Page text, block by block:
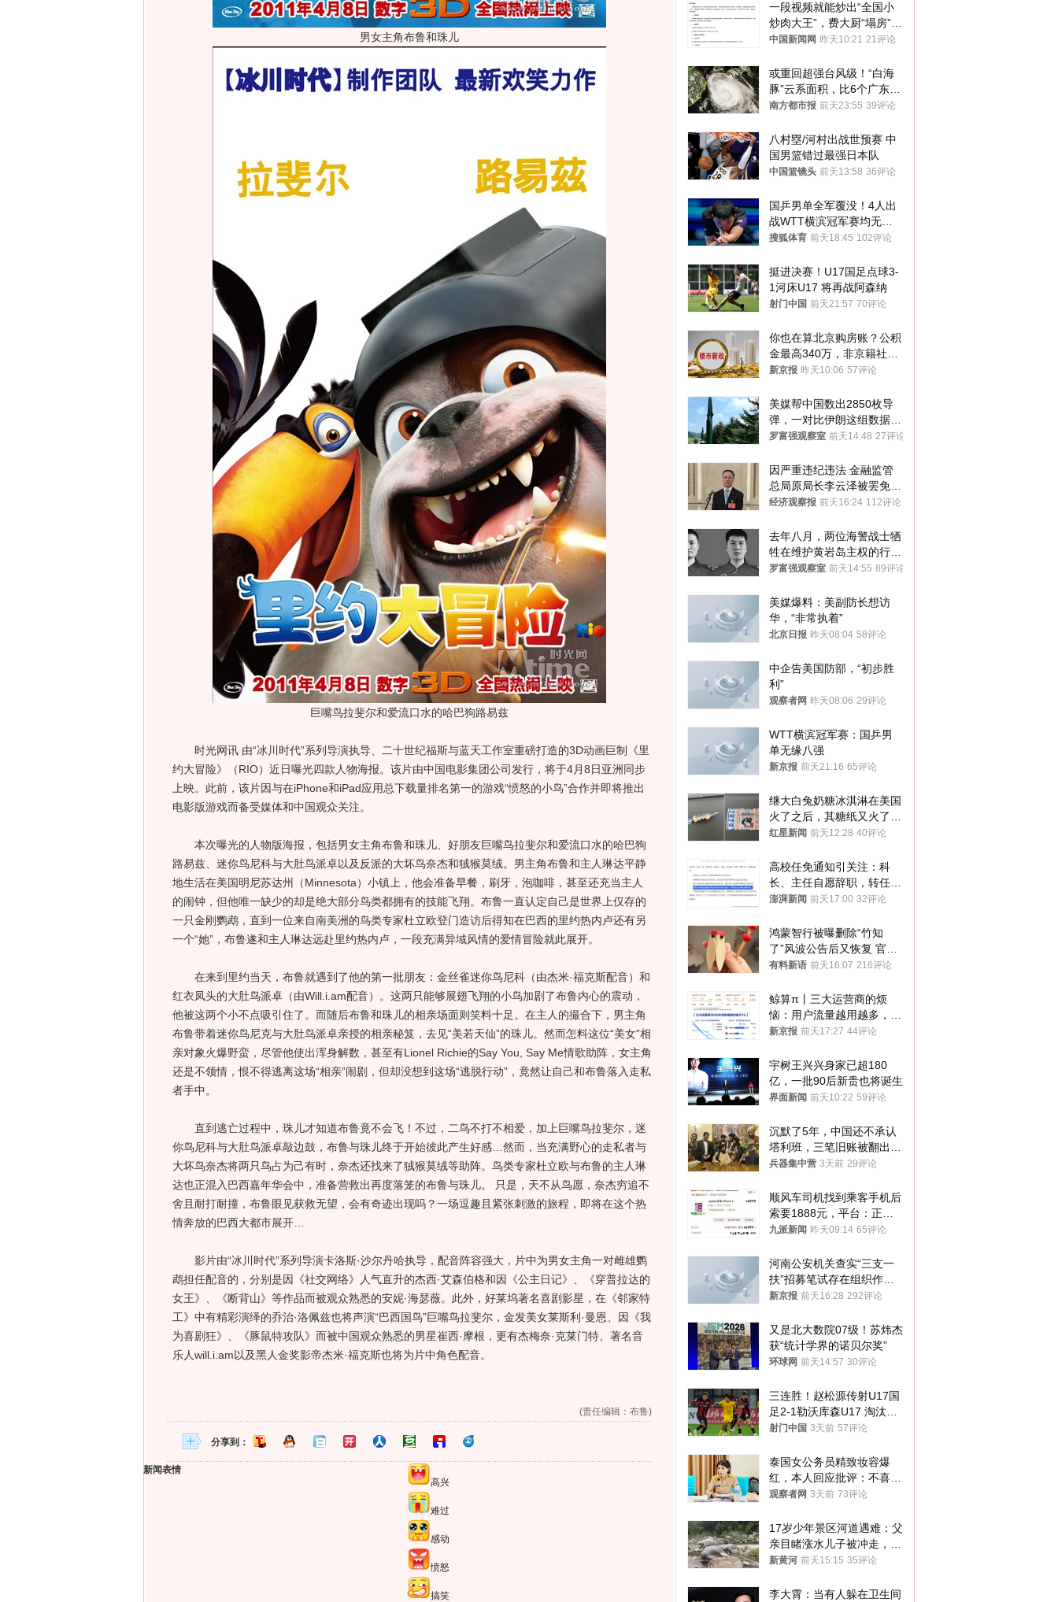
男女主角布鲁和珠儿
巨嘴鸟拉斐尔和爱流口水的哈巴狗路易兹
时光网讯 由“冰川时代”系列导演执导、二十世纪福斯与蓝天工作室重磅打造的3D动画巨制《里
约大冒险》（RIO）近日曝光四款人物海报。该片由中国电影集团公司发行，将于4月8日亚洲同步
上映。此前，该片因与在iPhone和iPad应用总下载量排名第一的游戏“愤怒的小鸟”合作并即将推出
电影版游戏而备受媒体和中国观众关注。
本次曝光的人物版海报，包括男女主角布鲁和珠儿、好朋友巨嘴鸟拉斐尔和爱流口水的哈巴狗
路易兹、迷你鸟尼科与大肚鸟派卓以及反派的大坏鸟奈杰和狨猴莫绒。男主角布鲁和主人琳达平静
地生活在美国明尼苏达州（Minnesota）小镇上，他会准备早餐，刷牙，泡咖啡，甚至还充当主人
的闹钟，但他唯一缺少的却是绝大部分鸟类都拥有的技能飞翔。布鲁一直认定自己是世界上仅存的
一只金刚鹦鹉，直到一位来自南美洲的鸟类专家杜立欧登门造访后得知在巴西的里约热内卢还有另
一个“她”，布鲁遂和主人琳达远赴里约热内卢，一段充满异域风情的爱情冒险就此展开。
在来到里约当天，布鲁就遇到了他的第一批朋友：金丝雀迷你鸟尼科（由杰米·福克斯配音）和
红衣凤头的大肚鸟派卓（由Will.i.am配音）。这两只能够展翅飞翔的小鸟加剧了布鲁内心的震动，
他被这两个小不点吸引住了。而随后布鲁和珠儿的相亲场面则笑料十足。在主人的撮合下，男主角
布鲁带着迷你鸟尼克与大肚鸟派卓亲授的相亲秘笈，去见“美若天仙”的珠儿。然而怎料这位“美女”相
亲对象火爆野蛮，尽管他使出浑身解数，甚至有Lionel Richie的Say You, Say Me情歌助阵，女主角
还是不领情，恨不得逃离这场“相亲”闹剧，但却没想到这场“逃脱行动”，竟然让自己和布鲁落入走私
者手中。
直到逃亡过程中，珠儿才知道布鲁竟不会飞！不过，二鸟不打不相爱，加上巨嘴鸟拉斐尔，迷
你鸟尼科与大肚鸟派卓敲边鼓，布鲁与珠儿终于开始彼此产生好感…然而，当充满野心的走私者与
大坏鸟奈杰将两只鸟占为己有时，奈杰还找来了狨猴莫绒等助阵。鸟类专家杜立欧与布鲁的主人琳
达也正混入巴西嘉年华会中，准备营救出再度落笼的布鲁与珠儿。 只是，天不从鸟愿，奈杰穷追不
舍且耐打耐撞，布鲁眼见获救无望，会有奇迹出现吗？一场逗趣且紧张刺激的旅程，即将在这个热
情奔放的巴西大都市展开…
影片由“冰川时代”系列导演卡洛斯·沙尔丹哈执导，配音阵容强大，片中为男女主角一对雌雄鹦
鹉担任配音的，分别是因《社交网络》人气直升的杰西·艾森伯格和因《公主日记》、《穿普拉达的
女王》、《断背山》等作品而被观众熟悉的安妮·海瑟薇。此外，好莱坞著名喜剧影星，在《邻家特
工》中有精彩演绎的乔治·洛佩兹也将声演“巴西国鸟”巨嘴鸟拉斐尔，金发美女莱斯利·曼恩、因《我
为喜剧狂》、《豚鼠特攻队》而被中国观众熟悉的男星崔西·摩根，更有杰梅奈·克莱门特、著名音
乐人will.i.am以及黑人金奖影帝杰米·福克斯也将为片中角色配音。
(责任编辑：布鲁)
分享到：
新闻表情
高兴
难过
感动
愤怒
搞笑
一段视频就能炒出“全国小
炒肉大王”，费大厨“塌房”了
吗？
中国新闻网 昨天10:21 21评论
或重回超强台风级！“白海
豚”云系面积，比6个广东还
大！深圳官方：注意这件事
南方都市报 前天23:55 39评论
八村塁/河村出战世预赛 中
国男篮错过最强日本队
中国篮镜头 前天13:58 36评论
国乒男单全军覆没！4人出
战WTT横滨冠军赛均无缘
八强
搜狐体育 前天18:45 102评论
挺进决赛！U17国足点球3-
1河床U17 将再战阿森纳
射门中国 前天21:57 70评论
你也在算北京购房账？公积
金最高340万，非京籍社保
1年
新京报 昨天10:06 57评论
美媒帮中国数出2850枚导
弹，一对比伊朗这组数据，
发现出大事了
罗富强观察室 前天14:48 27评论
因严重违纪违法 金融监管
总局原局长李云泽被罢免全
国人大代表
经济观察报 前天16:24 112评论
去年八月，两位海警战士牺
牲在维护黄岩岛主权的行动
中
罗富强观察室 前天14:55 89评论
美媒爆料：美副防长想访
华，“非常执着”
北京日报 昨天08:04 58评论
中企告美国防部，“初步胜
利”
观察者网 昨天08:06 29评论
WTT横滨冠军赛：国乒男
单无缘八强
新京报 前天21:16 65评论
继大白兔奶糖冰淇淋在美国
火了之后，其糖纸又火了！
海外博主盛赞：平面设计经
红星新闻 前天12:28 40评论
高校任免通知引关注：科
长、主任自愿辞职，转任思
政辅导员
澎湃新闻 前天17:00 32评论
鸿蒙智行被曝删除“竹知
了”风波公告后又恢复 官媒
曾力挺：劝华为要大度的，
有料新语 前天16:07 216评论
鲸算π丨三大运营商的烦
恼：用户流量越用越多，收
入却越来越少
新京报 前天17:27 44评论
宇树王兴兴身家已超180
亿，一批90后新贵也将诞生
界面新闻 前天10:22 59评论
沉默了5年，中国还不承认
塔利班，三笔旧账被翻出，
最大风险出现
兵器集中营 3天前 29评论
顺风车司机找到乘客手机后
索要1888元，平台：正和
司机沟通协商
九派新闻 昨天09:14 65评论
河南公安机关查实“三支一
扶”招募笔试存在组织作弊
犯罪行为
新京报 前天16:28 292评论
又是北大数院07级！苏炜杰
获“统计学界的诺贝尔奖”
环球网 前天14:57 30评论
三连胜！赵松源传射U17国
足2-1勒沃库森U17 淘汰赛
将战河床
射门中国 3天前 57评论
泰国女公务员精致妆容爆
红，本人回应批评：不喜欢
就别看
观察者网 3天前 73评论
17岁少年景区河道遇难：父
亲目睹涨水儿子被冲走，当
地排除上游泄洪，家属盼厘
新黄河 前天15:15 35评论
李大霄：当有人躲在卫生间